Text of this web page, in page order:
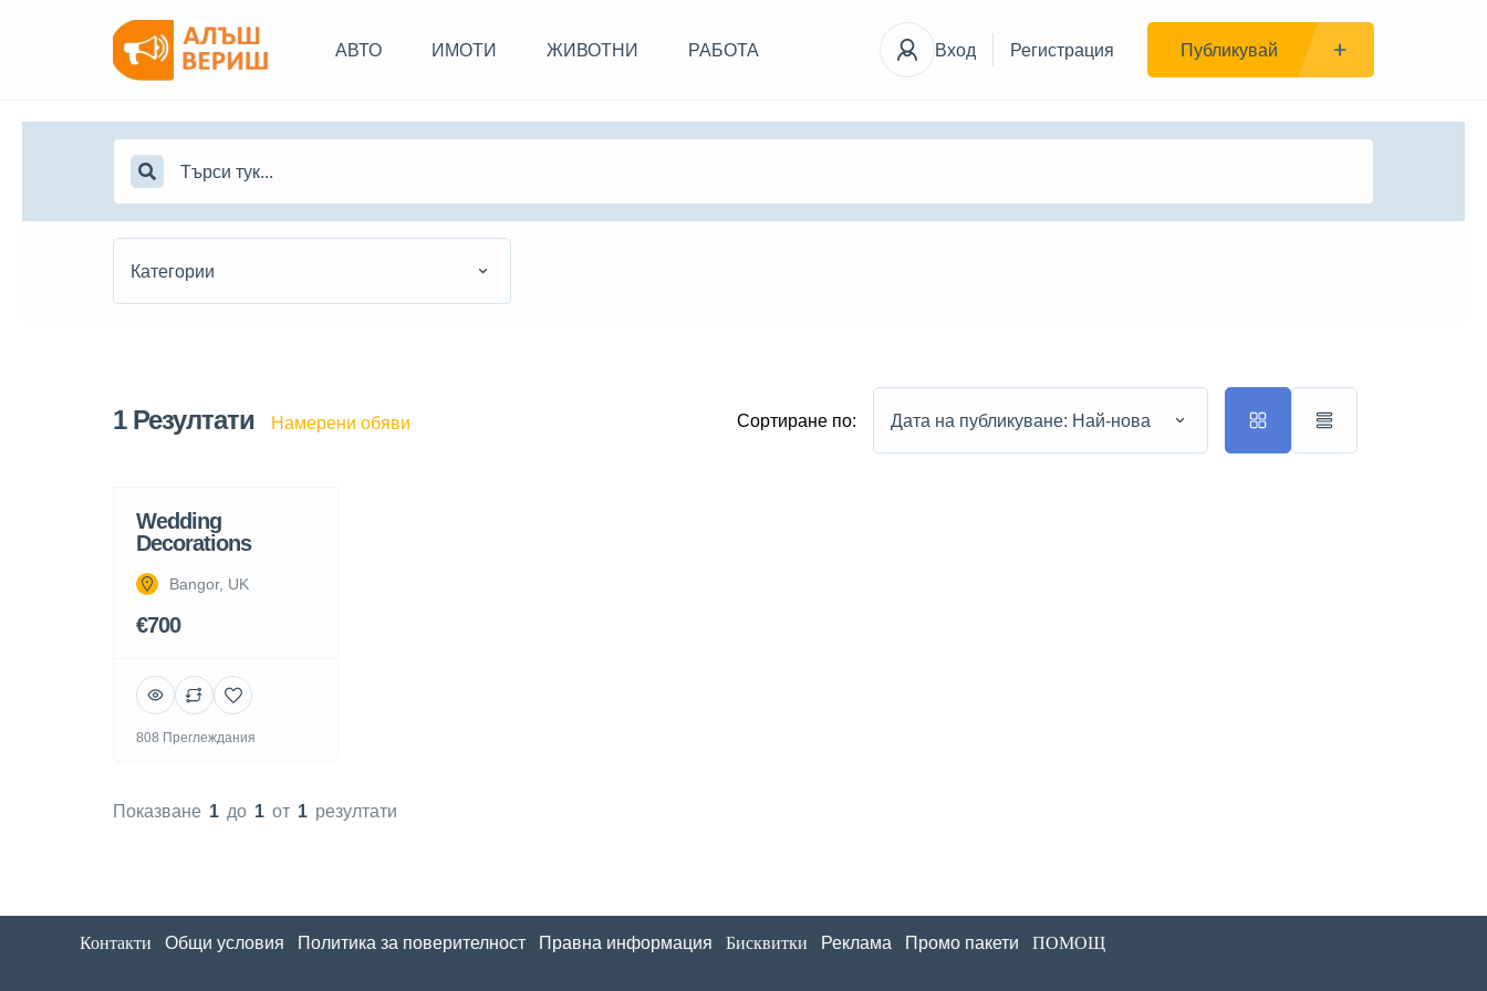
АВТО ИМОТИ ЖИВОТНИ РАБОТА Вход Регистрация Публикувай
Категории
1 Резултати Намерени обяви Сортиране по: Дата на публикуване: Най-нова
Wedding
Decorations
Bangor, UK
€700
808 Преглеждания
Показване 1 до 1 от 1 резултати
Контакти Общи условия Политика за поверителност Правна информация Бисквитки Реклама Промо пакети ПОМОЩ